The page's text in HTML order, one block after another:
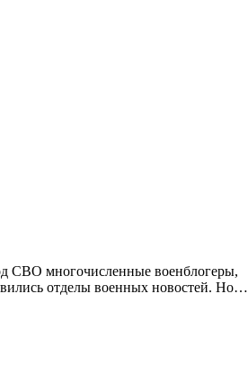
СВО многочисленные военблогеры,
отделы военных новостей. Но…